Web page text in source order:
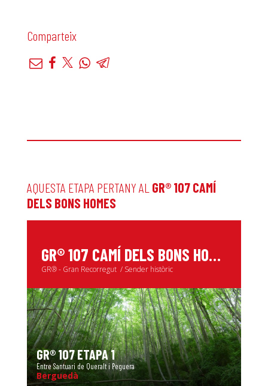
Comparteix
AQUESTA ETAPA PERTANY AL GR® 107 CAMÍ
DELS BONS HOMES
G
R® 107 CAMÍ DELS BONS HOMES
GR® - Gran Recorregut Sender històric
GR® 107 ETAPA 1
Entre Santuari de Queralt i Peguera
Berguedà